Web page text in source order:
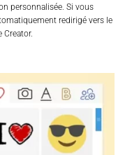
personnalisée. Si vous
redirigé vers le
Creator.